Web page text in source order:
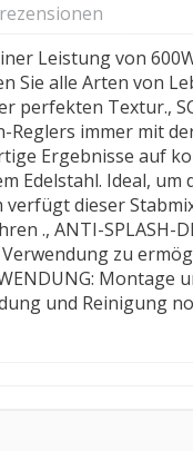
Leistung von
alle Arten von
Textur.,
immer mit
Ergebnisse auf
Edelstahl. Ideal,
dieser
., ANTI-SPLASH-
zu
Montage
und Reinigung